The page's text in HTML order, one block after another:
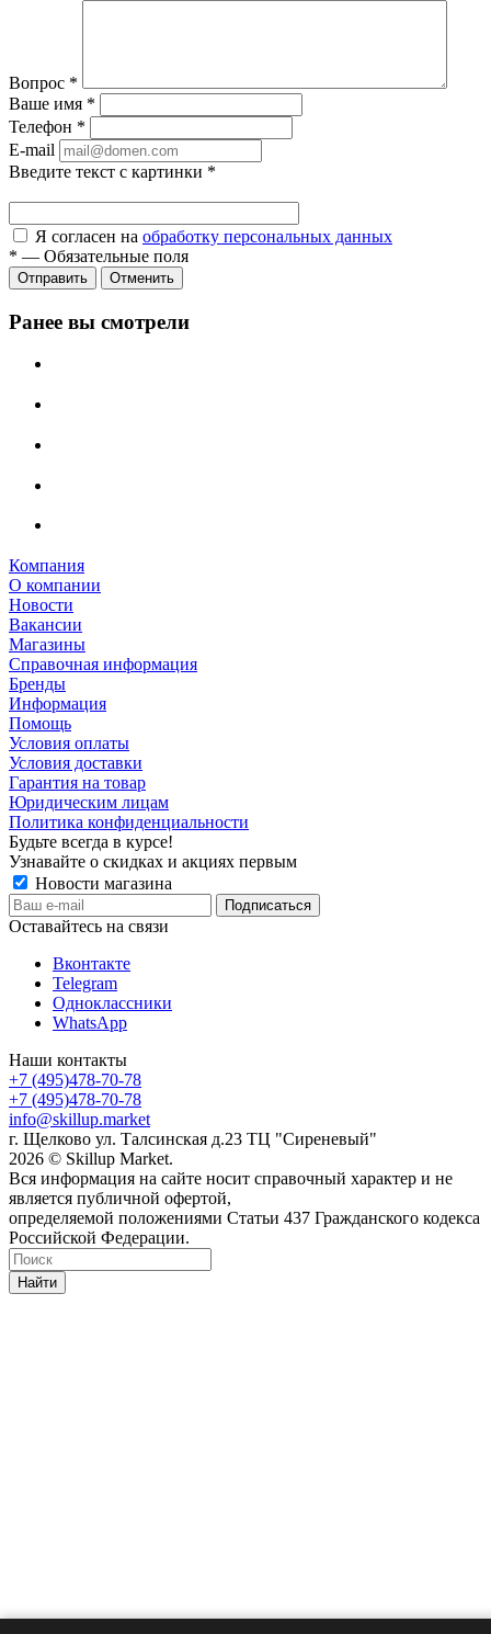
Вопрос *
Ваше имя *
Телефон *
E-mail
Введите текст с картинки *
Я согласен на обработку персональных данных
* — Обязательные поля
Отправить Отменить
Ранее вы смотрели
Компания
О компании
Новости
Вакансии
Магазины
Справочная информация
Бренды
Информация
Помощь
Условия оплаты
Условия доставки
Гарантия на товар
Юридическим лицам
Политика конфиденциальности
Будьте всегда в курсе!
Узнавайте о скидках и акциях первым
Новости магазина
Оставайтесь на связи
Вконтакте
Telegram
Одноклассники
WhatsApp
Наши контакты
+7 (495)478-70-78
+7 (495)478-70-78
info@skillup.market
г. Щелково ул. Талсинская д.23 ТЦ "Сиреневый"
2026 © Skillup Market.
Вся информация на сайте носит справочный характер и не
является публичной офертой,
определяемой положениями Статьи 437 Гражданского кодекса
Российской Федерации.
Найти